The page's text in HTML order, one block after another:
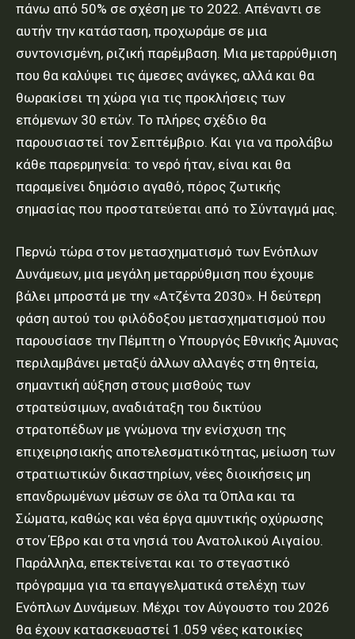
πάνω από 50% σε σχέση με το 2022. Απέναντι σε
αυτήν την κατάσταση, προχωράμε σε μια
συντονισμένη, ριζική παρέμβαση. Μια μεταρρύθμιση
που θα καλύψει τις άμεσες ανάγκες, αλλά και θα
θωρακίσει τη χώρα για τις προκλήσεις των
επόμενων 30 ετών. Το πλήρες σχέδιο θα
παρουσιαστεί τον Σεπτέμβριο. Και για να προλάβω
κάθε παρερμηνεία: το νερό ήταν, είναι και θα
παραμείνει δημόσιο αγαθό, πόρος ζωτικής
σημασίας που προστατεύεται από το Σύνταγμά μας.
Περνώ τώρα στον μετασχηματισμό των Ενόπλων
Δυνάμεων, μια μεγάλη μεταρρύθμιση που έχουμε
βάλει μπροστά με την «Ατζέντα 2030». Η δεύτερη
φάση αυτού του φιλόδοξου μετασχηματισμού που
παρουσίασε την Πέμπτη ο Υπουργός Εθνικής Άμυνας
περιλαμβάνει μεταξύ άλλων αλλαγές στη θητεία,
σημαντική αύξηση στους μισθούς των
στρατεύσιμων, αναδιάταξη του δικτύου
στρατοπέδων με γνώμονα την ενίσχυση της
επιχειρησιακής αποτελεσματικότητας, μείωση των
στρατιωτικών δικαστηρίων, νέες διοικήσεις μη
επανδρωμένων μέσων σε όλα τα Όπλα και τα
Σώματα, καθώς και νέα έργα αμυντικής οχύρωσης
στον Έβρο και στα νησιά του Ανατολικού Αιγαίου.
Παράλληλα, επεκτείνεται και το στεγαστικό
πρόγραμμα για τα επαγγελματικά στελέχη των
Ενόπλων Δυνάμεων. Μέχρι τον Αύγουστο του 2026
θα έχουν κατασκευαστεί 1.059 νέες κατοικίες